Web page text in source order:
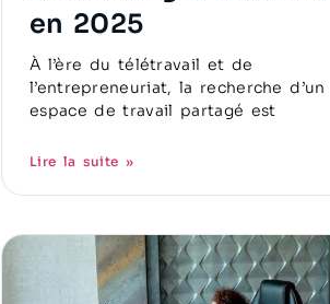
en 2025
À l’ère du télétravail et de
l’entrepreneuriat, la recherche d’un
espace de travail partagé est
Lire la suite »